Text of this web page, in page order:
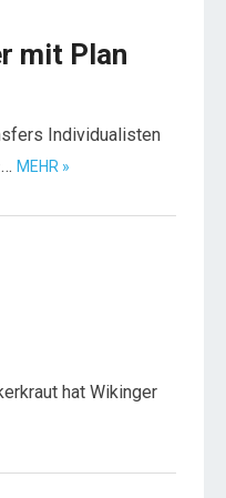
mit Plan
Individualisten
MEHR »
hat Wikinger